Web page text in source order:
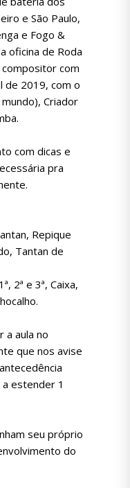
e São Paulo,
e Fogo &
oficina de Roda
compositor com
de 2019, com o
Criador
com dicas e
pra
Repique
Tantan de
2ª e 3ª, Caixa,
a aula no
que nos avise
estender 1
seu próprio
do